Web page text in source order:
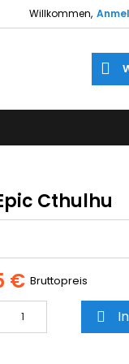
Willkommen,
Cthulhu
€ Bruttopreis
